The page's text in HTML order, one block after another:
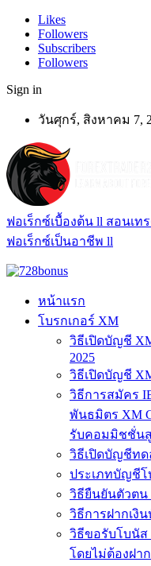
Likes
Followers
Subscribers
Followers
Sign in
วันศุกร์, สิงหาคม 7,
ฟอเร็กซ์เบื้องต้น ll สอนเท
ฟอเร็กซ์เป็นอาชีพ ll
หน้าแรก
โบรกเกอร์ XM
วิธีเปิดบัญชี
2025
วิธีเปิดบัญชี
วิธีการสมัคร
พันธมิตร XM
รับคอมมิชชั่นสู
วิธีเปิดบัญชีทด
ประเภทบัญชีโ
วิธียืนยันตัวตน
วิธีการฝากเงิ
วิธีขอรับโบนัส
โดยไม่ต้องฝาก